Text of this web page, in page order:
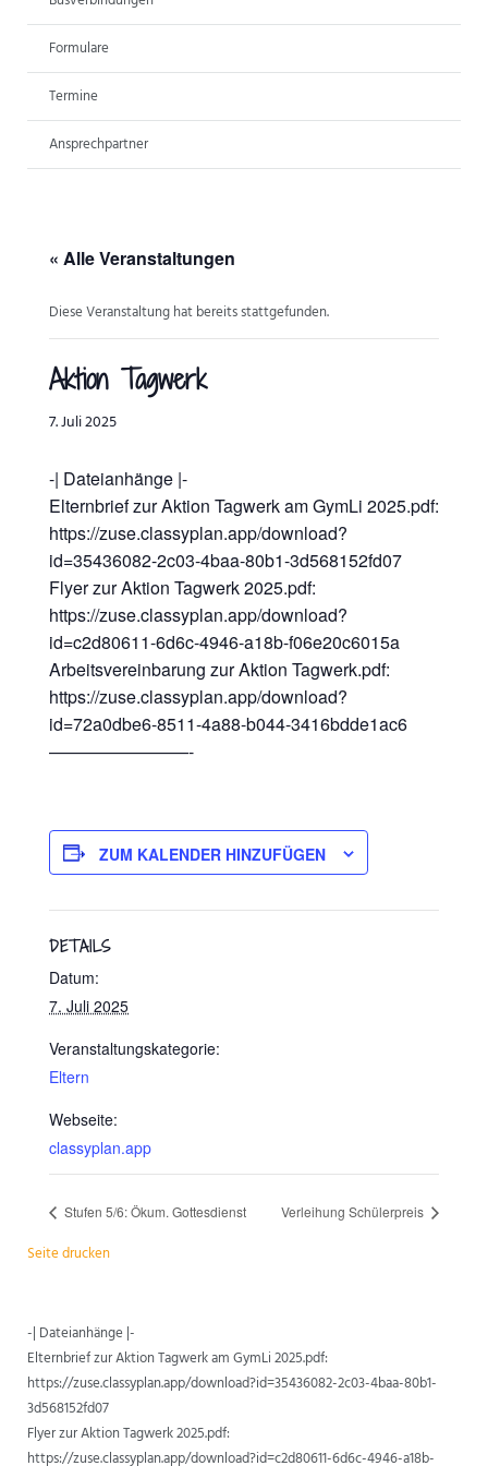
ANSPRECHPARTNER
Formulare
Termine
Ansprechpartner
« Alle Veranstaltungen
Diese Veranstaltung hat bereits stattgefunden.
Aktion Tagwerk
7. Juli 2025
-| Dateianhänge |-
Elternbrief zur Aktion Tagwerk am GymLi 2025.pdf:
https://zuse.classyplan.app/download?
id=35436082-2c03-4baa-80b1-3d568152fd07
Flyer zur Aktion Tagwerk 2025.pdf:
https://zuse.classyplan.app/download?
id=c2d80611-6d6c-4946-a18b-f06e20c6015a
Arbeitsvereinbarung zur Aktion Tagwerk.pdf:
https://zuse.classyplan.app/download?
id=72a0dbe6-8511-4a88-b044-3416bdde1ac6
————————-
ZUM KALENDER HINZUFÜGEN
DETAILS
Datum:
7. Juli 2025
Veranstaltungskategorie:
Eltern
Webseite:
classyplan.app
Stufen 5/6: Ökum. Gottesdienst Verleihung Schülerpreis
Seite drucken
-| Dateianhänge |-
Elternbrief zur Aktion Tagwerk am GymLi 2025.pdf:
https://zuse.classyplan.app/download?id=35436082-2c03-4baa-80b1-
3d568152fd07
Flyer zur Aktion Tagwerk 2025.pdf:
https://zuse.classyplan.app/download?id=c2d80611-6d6c-4946-a18b-